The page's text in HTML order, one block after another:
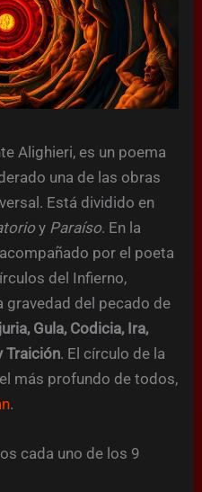
Alighieri, es un poema
una de las obras
Está dividido en
y Paraíso. En la
por el poeta
del Infierno,
gravedad del pecado de
Gula, Codicia, Ira,
Traición. El círculo de la
más profundo de todos,
.
cada uno de los 9